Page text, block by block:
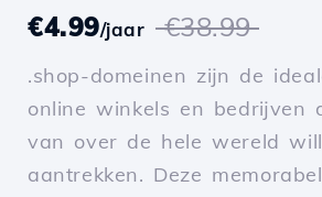
€4.99/jaar €38.99
.shop-domeinen zijn de
online winkels en bedrijven
van over de hele wereld
aantrekken. Deze